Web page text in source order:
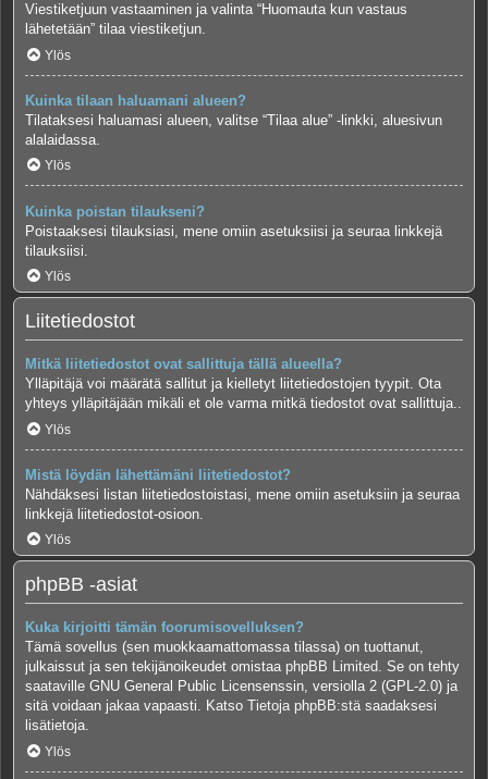
Viestiketjuun vastaaminen ja valinta “Huomauta kun vastaus
lähetetään” tilaa viestiketjun.
Ylös
Kuinka tilaan haluamani alueen?
Tilataksesi haluamasi alueen, valitse “Tilaa alue” -linkki, aluesivun
alalaidassa.
Ylös
Kuinka poistan tilaukseni?
Poistaaksesi tilauksiasi, mene omiin asetuksiisi ja seuraa linkkejä
tilauksiisi.
Ylös
Liitetiedostot
Mitkä liitetiedostot ovat sallittuja tällä alueella?
Ylläpitäjä voi määrätä sallitut ja kielletyt liitetiedostojen tyypit. Ota
yhteys ylläpitäjään mikäli et ole varma mitkä tiedostot ovat sallittuja..
Ylös
Mistä löydän lähettämäni liitetiedostot?
Nähdäksesi listan liitetiedostoistasi, mene omiin asetuksiin ja seuraa
linkkejä liitetiedostot-osioon.
Ylös
phpBB -asiat
Kuka kirjoitti tämän foorumisovelluksen?
Tämä sovellus (sen muokkaamattomassa tilassa) on tuottanut,
julkaissut ja sen tekijänoikeudet omistaa phpBB Limited. Se on tehty
saataville GNU General Public Licensenssin, versiolla 2 (GPL-2.0) ja
sitä voidaan jakaa vapaasti. Katso Tietoja phpBB:stäsaadaksesi
lisätietoja.
Ylös